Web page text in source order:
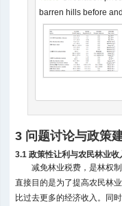
barren hills before
3 问题讨论与政策
3.1 政策性让利与农民林业收
减免林业税费，是林权
直接目的是为了提高农民林
比过去更多的经济收入。同